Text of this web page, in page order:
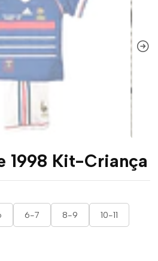
1998 Kit-Criança
6-7 8-9 10-11